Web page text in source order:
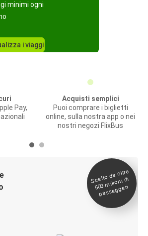
minimi ogni
i viaggi
Pay,
Acquisti semplici
Puoi comprare i biglietti
online, sulla nostra app o nei
nostri negozi FlixBus
Scelto da oltre
500
milioni di
passeggeri